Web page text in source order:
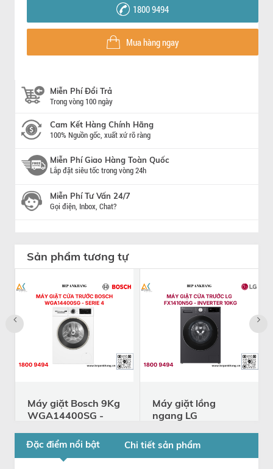
1800 9494
Mua hàng ngay
Miễn Phí Đổi Trả
Trong vòng 100 ngày
Cam Kết Hàng Chính Hãng
100% Nguồn gốc, xuất xứ rõ ràng
Miễn Phí Giao Hàng Toàn Quốc
Lắp đặt siêu tốc trong vòng 24h
Miễn Phí Tư Vấn 24/7
Gọi điện, Inbox, Chat?
Sản phẩm tương tự
Máy giặt Bosch 9Kg
WGA14400SG -
Thổ Nhĩ Kỳ
WGA14400SG
Máy giặt lồng
ngang LG
Inverter 10kg màu
than ánh kim
Đặc điểm nổi bật Chi tiết sản phẩm